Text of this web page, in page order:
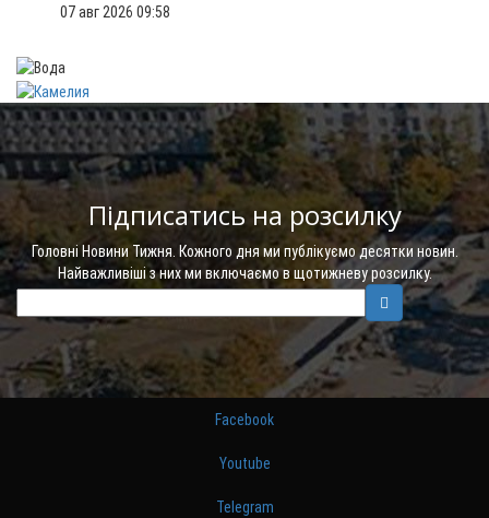
07 авг 2026 09:58
Підписатись на розсилку
Головні Новини Тижня. Кожного дня ми публікуємо десятки новин.
Найважливіші з них ми включаємо в щотижневу розсилку.
Facebook
Youtube
Telegram